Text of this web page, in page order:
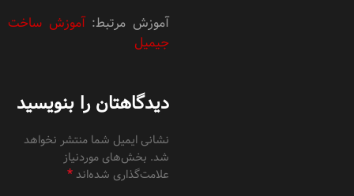
آموزش مرتبط:آموزش ساخت
جیمیل
دیدگاهتان را بنویسید
نشانی ایمیل شما منتشر نخواهد
شد. بخش‌های موردنیاز
علامت‌گذاری شده‌اند *